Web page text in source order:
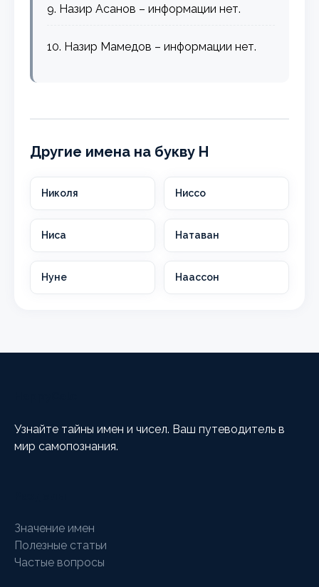
9. Назир Асанов – информации нет.
10. Назир Мамедов – информации нет.
Другие имена на букву Н
Николя Ниссо
Ниса Натаван
Нуне Наассон
Узнайте тайны имен и чисел. Ваш путеводитель в
мир самопознания.
Значение имен
Полезные статьи
Частые вопросы